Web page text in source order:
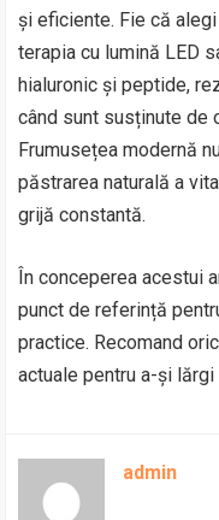
și eficiente. Fie că
terapia cu lumină LED
hialuronic și peptide,
când sunt susținute de
Frumusețea modernă
păstrarea naturală a
grijă constantă.
În conceperea acestui
punct de referință
practice. Recomand
actuale pentru a-și
admin